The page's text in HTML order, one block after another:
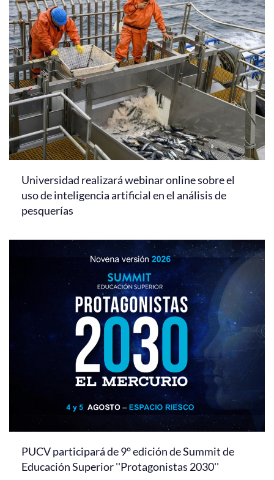
Universidad realizará webinar online sobre el
uso de inteligencia artificial en el análisis de
pesquerías
PUCV participará de 9° edición de Summit de
Educación Superior ''Protagonistas 2030''